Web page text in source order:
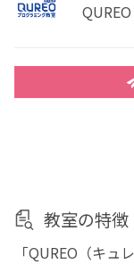
教室の特徴
「QUREO（キ